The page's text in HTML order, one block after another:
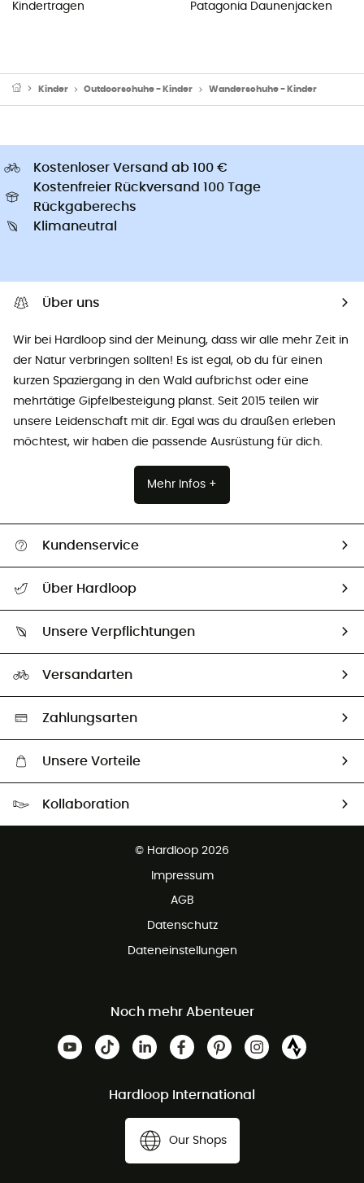
Kindertragen
Patagonia Daunenjacken
Kinder Outdoorschuhe - Kinder Wanderschuhe - Kinder
Kostenloser Versand ab 100 €
Kostenfreier Rückversand 100 Tage
Rückgaberechs
Klimaneutral
Über uns
Wir bei Hardloop sind der Meinung, dass wir alle mehr Zeit in
der Natur verbringen sollten! Es ist egal, ob du für einen
kurzen Spaziergang in den Wald aufbrichst oder eine
mehrtätige Gipfelbesteigung planst. Seit 2015 teilen wir
unsere Leidenschaft mit dir. Egal was du draußen erleben
möchtest, wir haben die passende Ausrüstung für dich.
Mehr Infos +
Kundenservice
Größentabelle
Vertrag widerrufen
Über Hardloop
Unsere Botschafter
Unsere Verpflichtungen
Auswahl an nachhaltigen Produkten
Versandarten
Zahlungsarten
Unsere Vorteile
Kollaboration
© Hardloop 2026
Impressum
AGB
Datenschutz
Dateneinstellungen
Noch mehr Abenteuer
Hardloop International
Our Shops